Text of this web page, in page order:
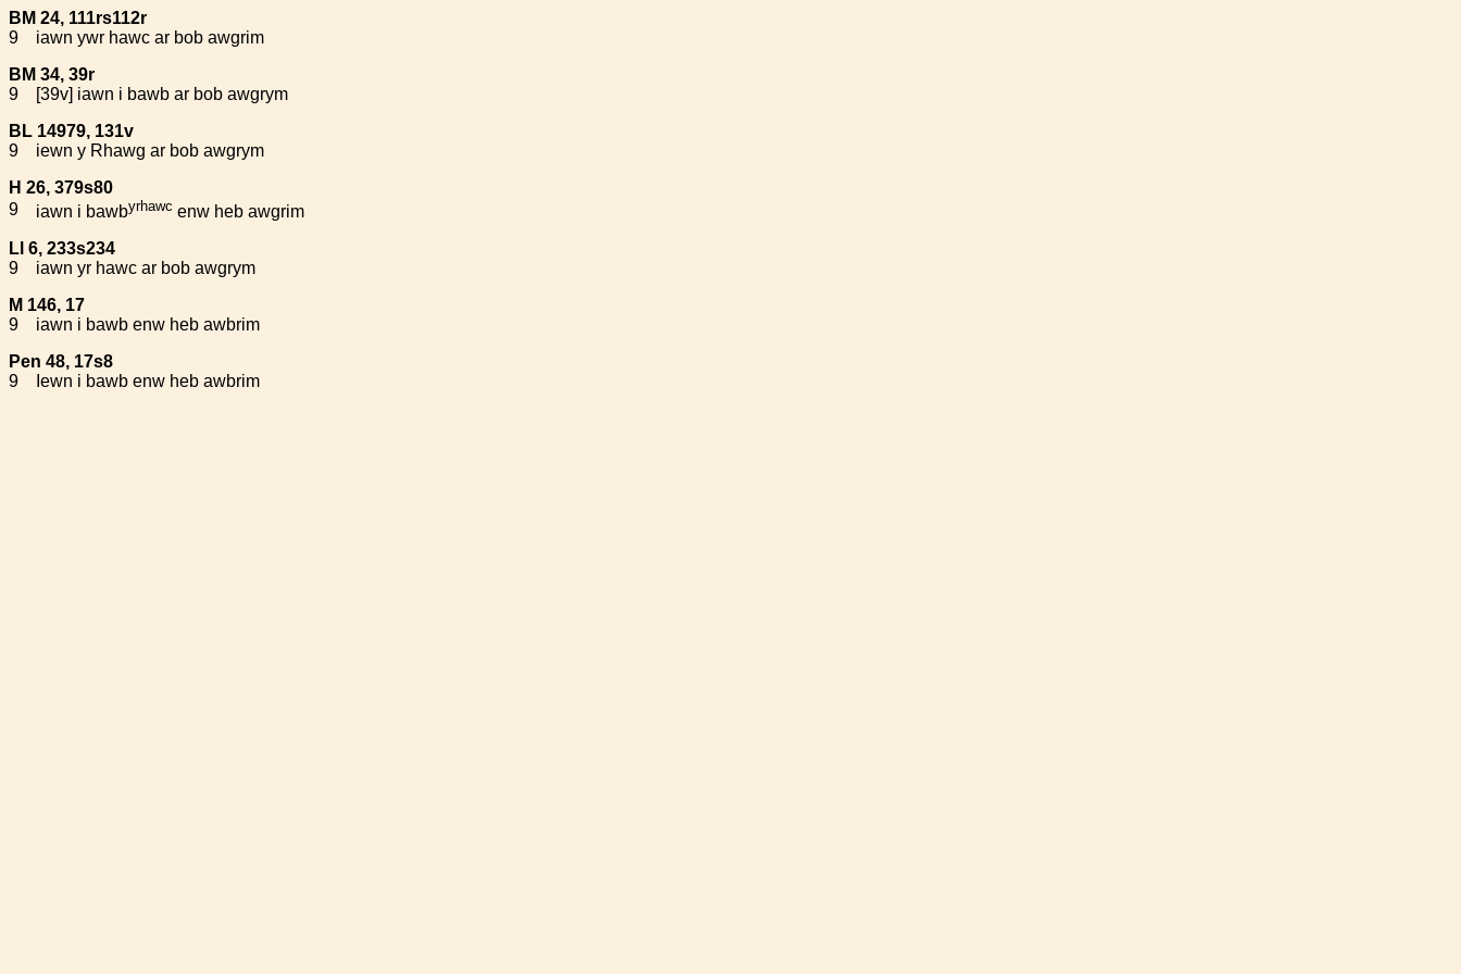
BM 24, 111rs112r
9
iawn ywr hawc ar bob awgrim
BM 34, 39r
9
[39v] iawn i bawb ar bob awgrym
BL 14979, 131v
9
iewn y Rhawg ar bob awgrym
H 26, 379s80
9
iawn i bawbyrhawc enw heb awgrim
Ll 6, 233s234
9
iawn yr hawc ar bob awgrym
M 146, 17
9
iawn i bawb enw heb awbrim
Pen 48, 17s8
9
Iewn i bawb enw heb awbrim